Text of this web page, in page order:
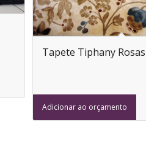
Tapete Tiphany Rosas
Adicionar ao orçamento